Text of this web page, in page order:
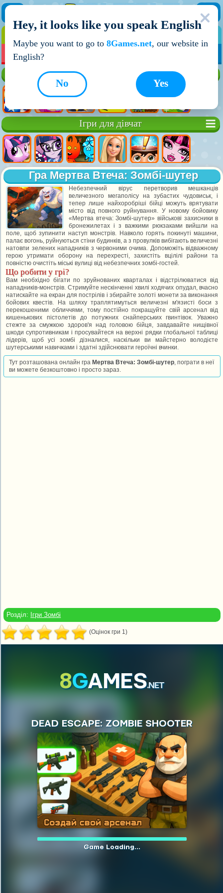
НОВІ ІГРИ
Ігри для дівчат
Гра Мертва Втеча: Зомбі-шутер
Небезпечний вірус перетворив мешканців
величезного мегаполісу на зубастих чудовиськ, і
тепер лише найхоробріші бійці можуть врятувати
місто від повного руйнування. У новому бойовику
«Мертва втеча: Зомбі-шутер» військові захисники в
бронежилетах і з важкими рюкзаками вийшли на
поле, щоб зупинити наступ монстрів. Навколо горять покинуті машини,
палає вогонь, руйнуються стіни будинків, а з провулків вибігають величезні
натовпи зелених нападників з червоними очима. Допоможіть відважному
герою утримати оборону на перехресті, захистіть вцілілі райони та
повністю очистіть міські вулиці від небезпечних зомбі-гостей.
Що робити у грі?
Вам необхідно бігати по зруйнованих кварталах і відстрілюватися від
нападників-монстрів. Стримуйте нескінченні хвилі ходячих опудал, вчасно
натискайте на екран для пострілів і збирайте золоті монети за виконання
бойових квестів. На шляху траплятимуться величезні м'язисті боси з
перекошеними обличчями, тому постійно покращуйте свій арсенал від
кишенькових пістолетів до потужних снайперських гвинтівок. Уважно
стежте за смужкою здоров'я над головою бійця, завдавайте нищівної
шкоди супротивникам і просувайтеся на верхні рядки глобальної таблиці
лідерів, щоб усі зомбі дізналися, наскільки ви майстерно володієте
шутерськими навичками і здатні здійснювати героїчні вчинки.
Тут розташована онлайн гра Мертва Втеча: Зомбі-шутер, пограти в неї
ви можете безкоштовно і просто зараз.
Розділ: Ігри Зомбі
(Оцінок гри 1)
Hey, it looks like you speak English
Maybe you want to go to 8Games.net, our website in
English?
Yes
No